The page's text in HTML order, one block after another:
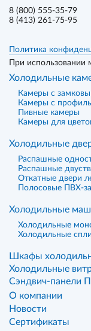
8 (800) 555-35-79
8 (413) 261-75-95
Политика
При использовании
Холодильные
Камеры с
Камеры с
Пивные камеры
Камеры для
Холодильные
Распашные
Распашные
Откатные двери
Полосовые ПВХ-
Холодильные
Холодильные
Холодильные
Шкафы
Холодильные
Сэндвич-панели
О компании
Новости
Сертификаты